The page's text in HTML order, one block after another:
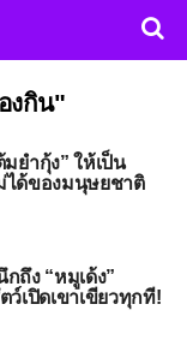
งกิน"
ยำกุ้ง” ให้เป็น
ได้ของมนุษยชาติ
ถึง “หมูเด้ง”
เปิดเขาเขียวทุกที!